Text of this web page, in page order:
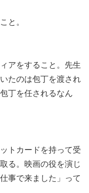
と。
アをすること。先生
たのは包丁を渡され
丁を任されるなん
トカードを持って受
る。映画の役を演じ
事で来ました」って